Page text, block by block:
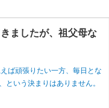
ましたが、祖父母な
ば頑張りたい一方、毎日とな
いう決まりはありません。